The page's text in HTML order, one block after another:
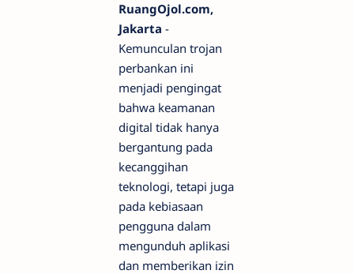
RuangOjol.com,
Jakarta -
Kemunculan trojan
perbankan ini
menjadi pengingat
bahwa keamanan
digital tidak hanya
bergantung pada
kecanggihan
teknologi, tetapi juga
pada kebiasaan
pengguna dalam
mengunduh aplikasi
dan memberikan izin